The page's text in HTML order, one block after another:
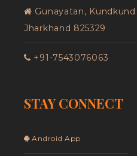
Gunayatan,
Jharkhand 825329
+91-7543076063
STAY CONNECT
Android App